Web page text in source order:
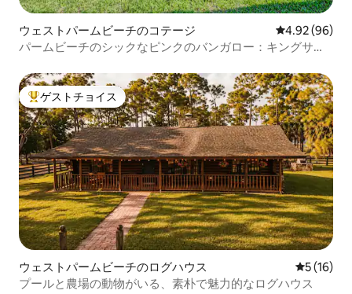
ウェストパームビーチのコテージ レビュー96
4.92 (96)
パームビーチのシックなピンクのバンガロー：キングサイ
大好評のゲストチョイスです。
ゲストチョイス
ウェストパームビーチのログハウス レビュー
5 (16)
プールと農場の動物がいる、素朴で魅力的なログハウス